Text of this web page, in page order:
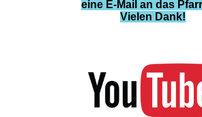
eine E-Mail an das
Vielen Dank!